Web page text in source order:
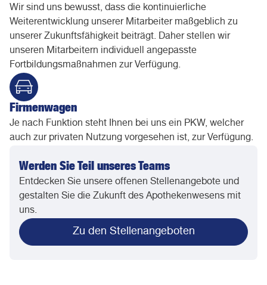
Wir sind uns bewusst, dass die kontinuierliche
Weiterentwicklung unserer Mitarbeiter maßgeblich zu
unserer Zukunftsfähigkeit beiträgt. Daher stellen wir
unseren Mitarbeitern individuell angepasste
Fortbildungsmaßnahmen zur Verfügung.
Firmenwagen
Je nach Funktion steht Ihnen bei uns ein PKW, welcher
auch zur privaten Nutzung vorgesehen ist, zur Verfügung.
Werden Sie Teil unseres Teams
Entdecken Sie unsere offenen Stellenangebote und
gestalten Sie die Zukunft des Apothekenwesens mit
uns.
Zu den Stellenangeboten